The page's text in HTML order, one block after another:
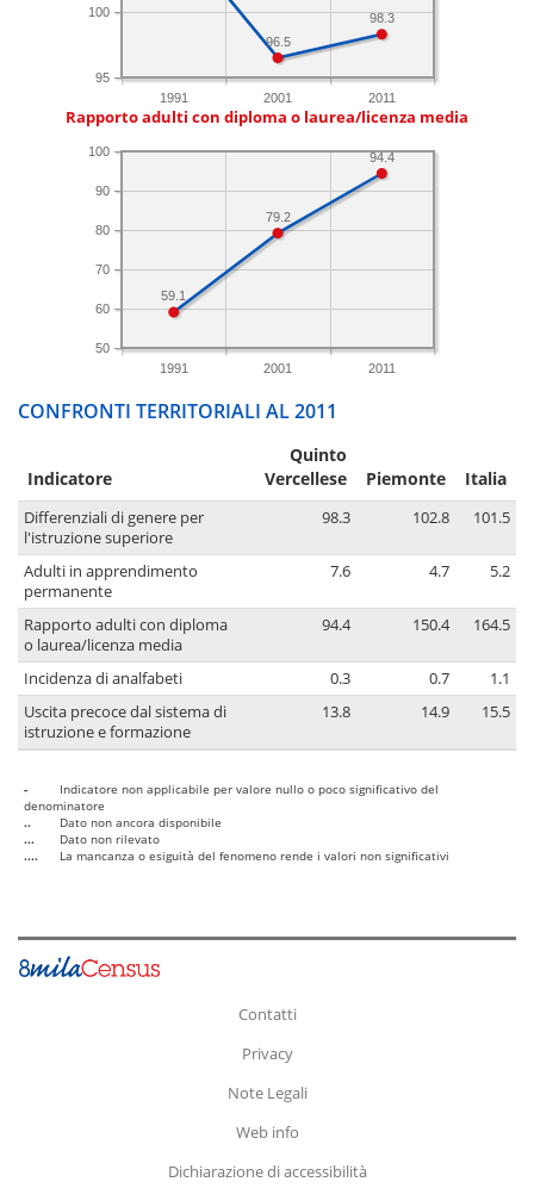
1991 2001 2011
95
100
98.3
96.5
Rapporto adulti con diploma o laurea/licenza media
1991 2001 2011
50
60
70
80
90
100 94.4
79.2
59.1
CONFRONTI TERRITORIALI AL 2011
Indicatore
Quinto
Vercellese
Piemonte Italia
Differenziali di genere per
l'istruzione superiore
98.3 102.8 101.5
Adulti in apprendimento
permanente
7.6 4.7 5.2
Rapporto adulti con diploma
o laurea/licenza media
94.4 150.4 164.5
Incidenza di analfabeti 0.3 0.7
1.1
Uscita precoce dal sistema di
istruzione e formazione
13.8 14.9 15.5
-
Indicatore non applicabile per valore nullo o poco significativo del
denominatore
..
Dato non ancora disponibile
...
Dato non rilevato
....
La mancanza o esiguità del fenomeno rende i valori non significativi
Contatti
Privacy
Note Legali
Web info
Dichiarazione di accessibilità